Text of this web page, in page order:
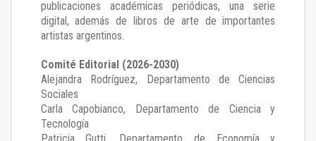
publicaciones académicas periódicas, una serie
digital, además de libros de arte de importantes
artistas argentinos.
Comité Editorial (2026-2030)
Alejandra Rodríguez, Departamento de Ciencias
Sociales
Carla Capobianco, Departamento de Ciencia y
Tecnología